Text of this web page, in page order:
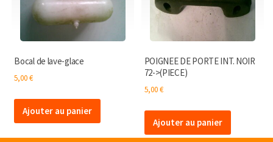
Bocal de lave-glace
5,00€
Ajouter au panier
POIGNEE DE PORTE INT. NOIR
72->(PIECE)
5,00€
Ajouter au panier